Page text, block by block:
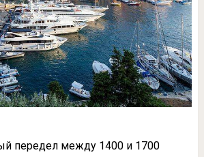
передел между 1400 и 1700